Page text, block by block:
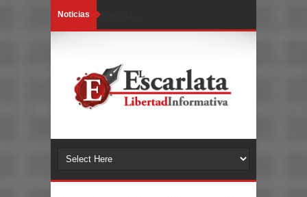
Noticias